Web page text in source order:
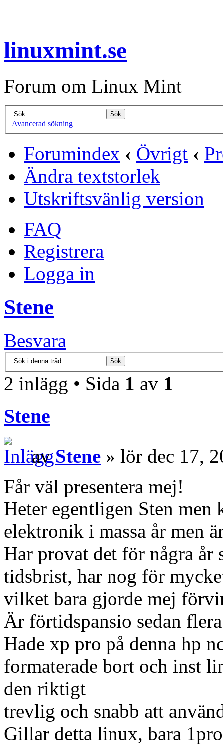
linuxmint.se
Forum om Linux Mint
Avancerad sökning
Forumindex ‹ Övrigt ‹
Ändra textstorlek
Utskriftsvänlig version
FAQ
Registrera
Logga in
Stene
Besvara
2 inlägg • Sida 1 av 1
Stene
avStene » lör dec 17,
Får väl presentera mej!
Heter egentligen Sten men
elektronik i massa år men
Har provat det för några år
tidsbrist, har nog för
vilket bara gjorde mej
Är förtidspansio sedan
Hade xp pro på denna hp
formaterade bort och inst
den riktigt
trevlig och snabb att
Gillar detta linux, bara